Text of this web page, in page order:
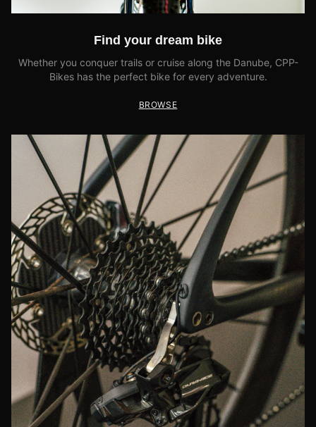
Find your dream bike
Whether you conquer trails or cruise along the Danube, CPP-
Bikes has the perfect bike for every adventure.
BROWSE